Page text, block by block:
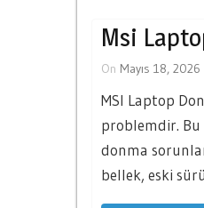
Msi
On Mayıs 18, 2026
MSI Laptop
problemdir. Bu
donma
bellek, eski